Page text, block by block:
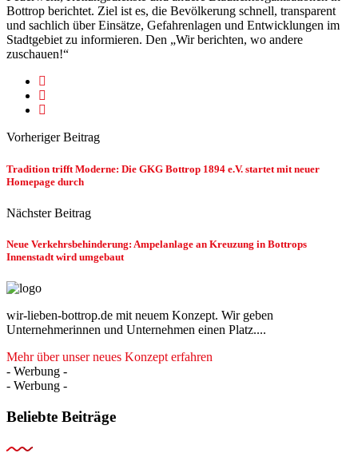
Bottrop berichtet. Ziel ist es, die Bevölkerung schnell, transparent
und sachlich über Einsätze, Gefahrenlagen und Entwicklungen im
Stadtgebiet zu informieren. Den „Wir berichten, wo andere
zuschauen!“
Vorheriger Beitrag
Tradition trifft Moderne: Die GKG Bottrop 1894 e.V. startet mit neuer
Homepage durch
Nächster Beitrag
Neue Verkehrsbehinderung: Ampelanlage an Kreuzung in Bottrops
Innenstadt wird umgebaut
wir-lieben-bottrop.de mit neuem Konzept. Wir geben
Unternehmerinnen und Unternehmen einen Platz....
Mehr über unser neues Konzept erfahren
- Werbung -
- Werbung -
Beliebte Beiträge